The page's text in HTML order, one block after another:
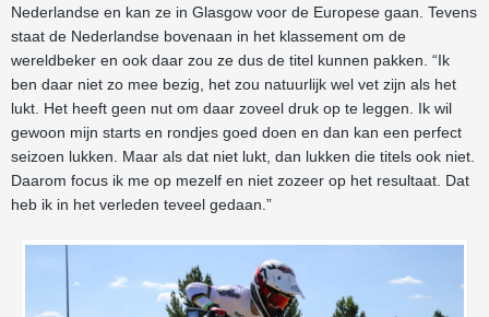
Nederlandse en kan ze in Glasgow voor de Europese gaan. Tevens
staat de Nederlandse bovenaan in het klassement om de
wereldbeker en ook daar zou ze dus de titel kunnen pakken. “Ik
ben daar niet zo mee bezig, het zou natuurlijk wel vet zijn als het
lukt. Het heeft geen nut om daar zoveel druk op te leggen. Ik wil
gewoon mijn starts en rondjes goed doen en dan kan een perfect
seizoen lukken. Maar als dat niet lukt, dan lukken die titels ook niet.
Daarom focus ik me op mezelf en niet zozeer op het resultaat. Dat
heb ik in het verleden teveel gedaan.”